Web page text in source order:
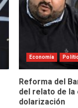
Economía
Reforma del
del relato de la
dolarización